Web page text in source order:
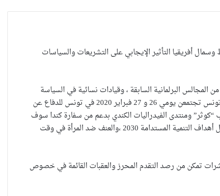
أفریقیا التأثیر الإیجابي على التشریعات والسیاسات
المجالس البرلمانیة السابقة ، وقیادات نسائیة في السیاسة
والاقتصاد والتجارة، من المغرب والجزائر ومصر ولبنان وفلسطین والأردن ولیبیا والعراق وتونس تجتمعن یومي 26 و 27 فبرایر 2020 في تونس للدفاع عن
“كوثر” ومنتدى الفیدرالیات الكندي بدعم من سفارة كندا سوف
یعتمد المعرفة والإحصاءات والإنتاج العلمي ضمن ثلاثة 3 محاور كبرى للنقاش تتمحور حول أهداف التنمیة المستدامة 2030 ،والعنف ضد المرأة في وقت
تمكن من رصد التقدم المحرز والعقبات القائمة في خصوص